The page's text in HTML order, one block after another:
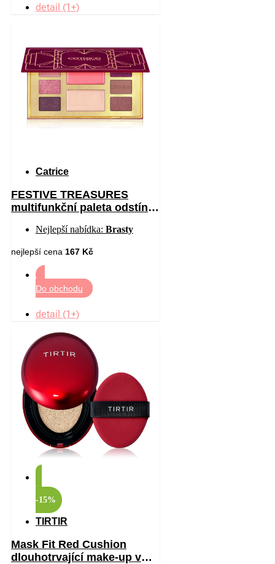
detail (1+)
Catrice
FESTIVE TREASURES
multifunkční paleta odstín
Nejlepší nabídka: Brasty
nejlepší cena 167 Kč
Do obchodu
detail (1+)
-15%
TIRTIR
Mask Fit Red Cushion
dlouhotrvající make-up v